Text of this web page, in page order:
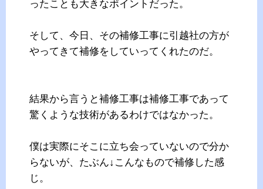
ったことも大きなポイントだった。
そして、今日、その補修工事に引越社の方が
やってきて補修をしていってくれたのだ。
結果から言うと補修工事は補修工事であって
驚くような技術があるわけではなかった。
僕は実際にそこに立ち会っていないので分か
らないが、たぶん↓こんなもので補修した感
じ。